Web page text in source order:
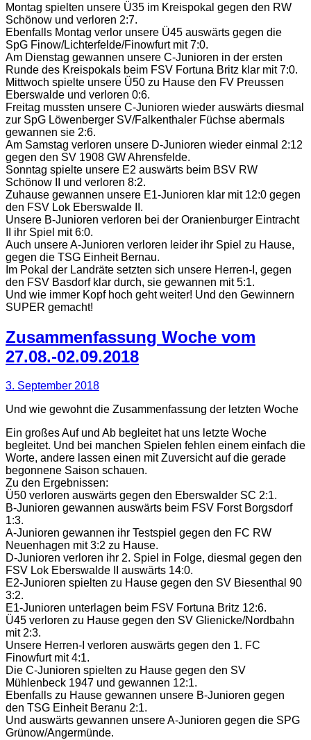
Montag spielten unsere Ü35 im Kreispokal gegen den RW
Schönow und verloren 2:7.
Ebenfalls Montag verlor unsere Ü45 auswärts gegen die
SpG Finow/Lichterfelde/Finowfurt mit 7:0.
Am Dienstag gewannen unsere C-Junioren in der ersten
Runde des Kreispokals beim FSV Fortuna Britz klar mit 7:0.
Mittwoch spielte unsere Ü50 zu Hause den FV Preussen
Eberswalde und verloren 0:6.
Freitag mussten unsere C-Junioren wieder auswärts diesmal
zur SpG Löwenberger SV/Falkenthaler Füchse abermals
gewannen sie 2:6.
Am Samstag verloren unsere D-Junioren wieder einmal 2:12
gegen den SV 1908 GW Ahrensfelde.
Sonntag spielte unsere E2 auswärts beim BSV RW
Schönow II und verloren 8:2.
Zuhause gewannen unsere E1-Junioren klar mit 12:0 gegen
den FSV Lok Eberswalde II.
Unsere B-Junioren verloren bei der Oranienburger Eintracht
II ihr Spiel mit 6:0.
Auch unsere A-Junioren verloren leider ihr Spiel zu Hause,
gegen die TSG Einheit Bernau.
Im Pokal der Landräte setzten sich unsere Herren-I, gegen
den FSV Basdorf klar durch, sie gewannen mit 5:1.
Und wie immer Kopf hoch geht weiter! Und den Gewinnern
SUPER gemacht!
Zusammenfassung Woche vom
27.08.-02.09.2018
3. September 2018
Und wie gewohnt die Zusammenfassung der letzten Woche
Ein großes Auf und Ab begleitet hat uns letzte Woche
begleitet. Und bei manchen Spielen fehlen einem einfach die
Worte, andere lassen einen mit Zuversicht auf die gerade
begonnene Saison schauen.
Zu den Ergebnissen:
Ü50 verloren auswärts gegen den Eberswalder SC 2:1.
B-Junioren gewannen auswärts beim FSV Forst Borgsdorf
1:3.
A-Junioren gewannen ihr Testspiel gegen den FC RW
Neuenhagen mit 3:2 zu Hause.
D-Junioren verloren ihr 2. Spiel in Folge, diesmal gegen den
FSV Lok Eberswalde II auswärts 14:0.
E2-Junioren spielten zu Hause gegen den SV Biesenthal 90
3:2.
E1-Junioren unterlagen beim FSV Fortuna Britz 12:6.
Ü45 verloren zu Hause gegen den SV Glienicke/Nordbahn
mit 2:3.
Unsere Herren-I verloren auswärts gegen den 1. FC
Finowfurt mit 4:1.
Die C-Junioren spielten zu Hause gegen den SV
Mühlenbeck 1947 und gewannen 12:1.
Ebenfalls zu Hause gewannen unsere B-Junioren gegen
den TSG Einheit Beranu 2:1.
Und auswärts gewannen unsere A-Junioren gegen die SPG
Grünow/Angermünde.